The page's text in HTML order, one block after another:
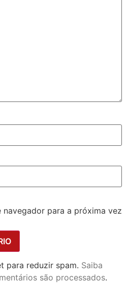
navegador para a próxima vez
para reduzir spam. Saiba
são processados.